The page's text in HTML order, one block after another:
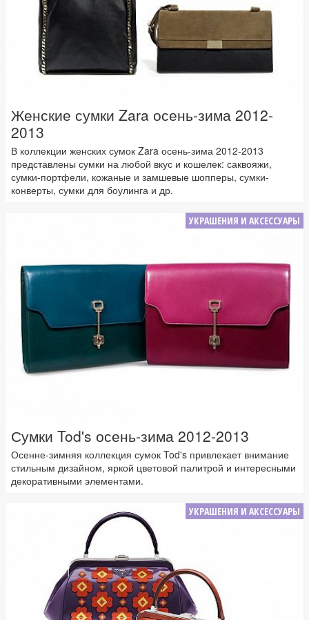
Женские сумки Zara осень-зима 2012-
2013
В коллекции женских сумок Zara осень-зима 2012-2013
представлены сумки на любой вкус и кошелек: саквояжи,
сумки-портфели, кожаные и замшевые шопперы, сумки-
конверты, сумки для боулинга и др.
УКРАШЕНИЯ И АКСЕССУАРЫ
Сумки Tod's осень-зима 2012-2013
Осенне-зимняя коллекция сумок Tod's привлекает внимание
стильным дизайном, яркой цветовой палитрой и интересными
декоративными элементами.
УКРАШЕНИЯ И АКСЕССУАРЫ